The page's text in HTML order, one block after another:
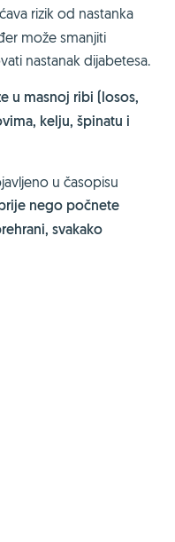
rizik od nastanka
može smanjiti
nastanak dijabetesa.
u masnoj ribi (losos,
kelju, špinatu i
u časopisu
nego počnete
svakako